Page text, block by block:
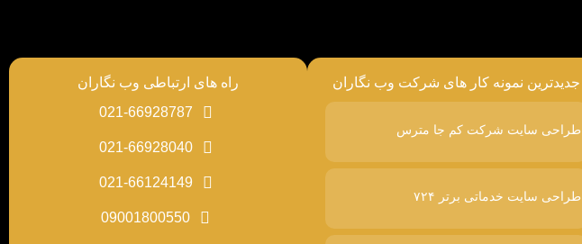
جدیدترین نمونه کار های شرکت وب نگاران
طراحی سایت شرکت کم جا مترس
طراحی سایت خدماتی برتر ۷۲۴
راه های ارتباطی وب نگاران
021-66928787
021-66928040
021-66124149
09001800550